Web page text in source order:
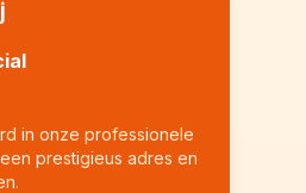
in onze professionele
prestigieus adres en